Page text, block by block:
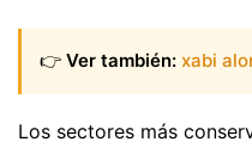
👉 Ver también: xabi
Los sectores más